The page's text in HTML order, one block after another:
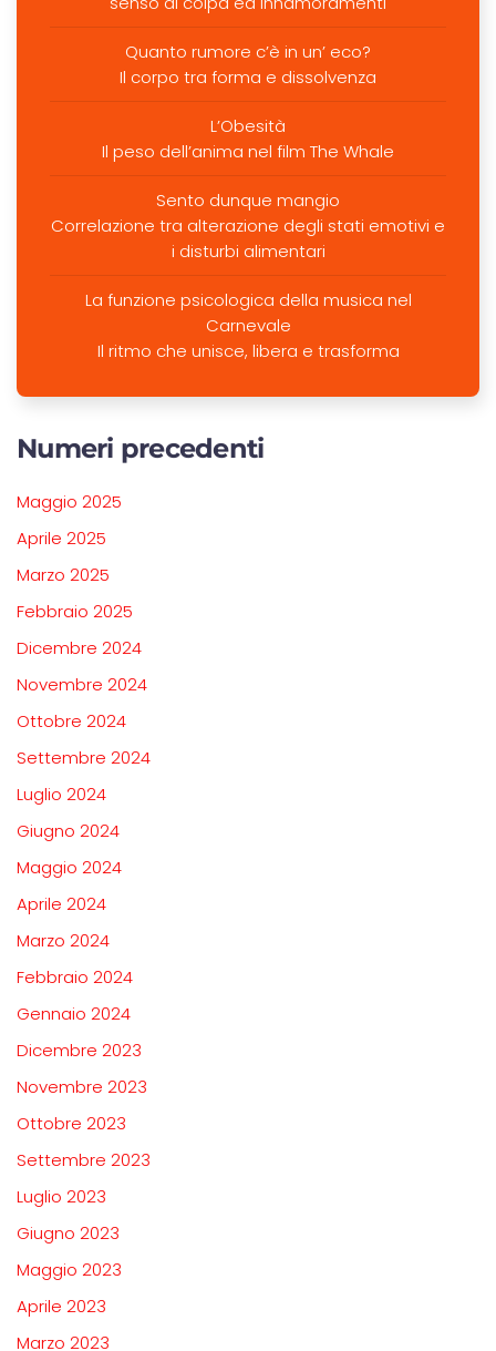
Quanto rumore c’è in un’ eco?
Il corpo tra forma e dissolvenza
L’Obesità
Il peso dell’anima nel film The Whale
Sento dunque mangio
Correlazione tra alterazione degli stati emotivi e
i disturbi alimentari
La funzione psicologica della musica nel
Carnevale
Il ritmo che unisce, libera e trasforma
Numeri precedenti
Maggio 2025
Aprile 2025
Marzo 2025
Febbraio 2025
Dicembre 2024
Novembre 2024
Ottobre 2024
Settembre 2024
Luglio 2024
Giugno 2024
Maggio 2024
Aprile 2024
Marzo 2024
Febbraio 2024
Gennaio 2024
Dicembre 2023
Novembre 2023
Ottobre 2023
Settembre 2023
Luglio 2023
Giugno 2023
Maggio 2023
Aprile 2023
Marzo 2023